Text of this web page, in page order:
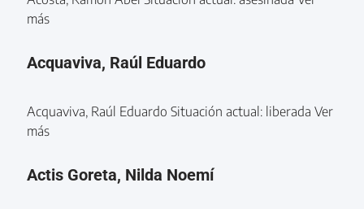
más
Acquaviva, Raúl Eduardo
Acquaviva, Raúl Eduardo Situación actual: liberada Ver
más
Actis Goreta, Nilda Noemí